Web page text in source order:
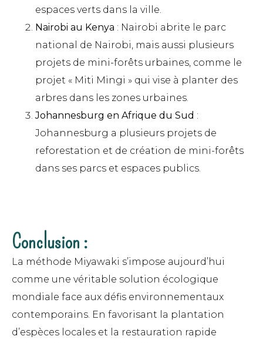
espaces verts dans la ville.
Nairobi au Kenya : Nairobi abrite le parc
national de Nairobi, mais aussi plusieurs
projets de mini-forêts urbaines, comme le
projet « Miti Mingi » qui vise à planter des
arbres dans les zones urbaines.
Johannesburg en Afrique du Sud :
Johannesburg a plusieurs projets de
reforestation et de création de mini-forêts
dans ses parcs et espaces publics.
Conclusion :
La méthode Miyawaki s’impose aujourd’hui
comme une véritable solution écologique
mondiale face aux défis environnementaux
contemporains. En favorisant la plantation
d’espèces locales et la restauration rapide